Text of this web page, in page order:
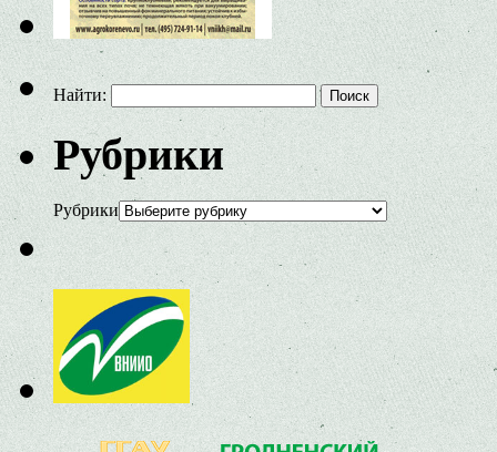
Найти:
Рубрики
Рубрики